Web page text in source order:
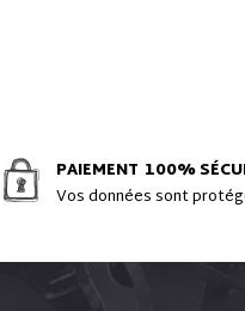
PAIEMENT 100%
Vos données sont